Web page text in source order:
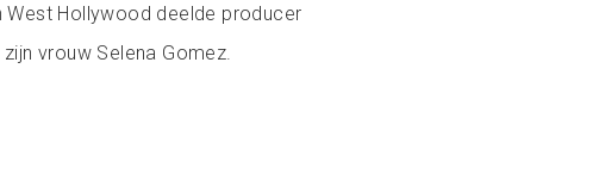
Hollywood deelde producer
vrouw Selena Gomez.